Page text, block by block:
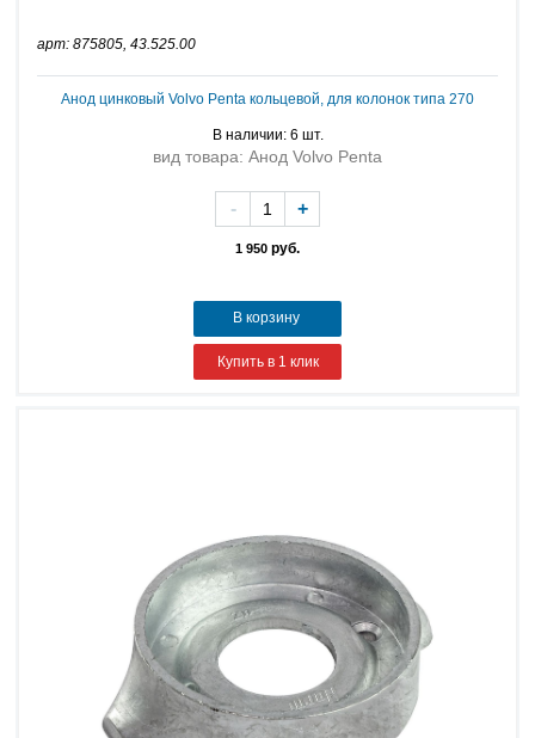
арт: 875805, 43.525.00
Анод цинковый Volvo Penta кольцевой, для колонок типа 270
В наличии: 6 шт.
вид товара: Анод Volvo Penta
1 950 руб.
- +
В корзину
Купить в 1 клик